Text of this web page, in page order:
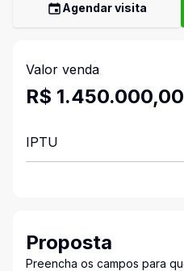
Agendar visita
Valor venda
R$ 1.450.000,00
IPTU
Proposta
Preencha os campos para